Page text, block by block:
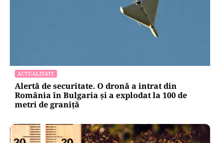
ACTUALITATE
Alertă de securitate. O dronă a intrat din
România în Bulgaria şi a explodat la 100 de
metri de graniţă